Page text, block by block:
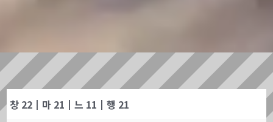
창 22┃마 21┃느 11┃행 21